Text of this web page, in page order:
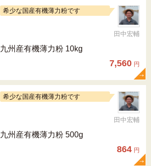
希少な国産有機薄力粉です
田中宏輔
九州産有機薄力粉 10kg
7,560 円
希少な国産有機薄力粉です
田中宏輔
九州産有機薄力粉 500g
864 円